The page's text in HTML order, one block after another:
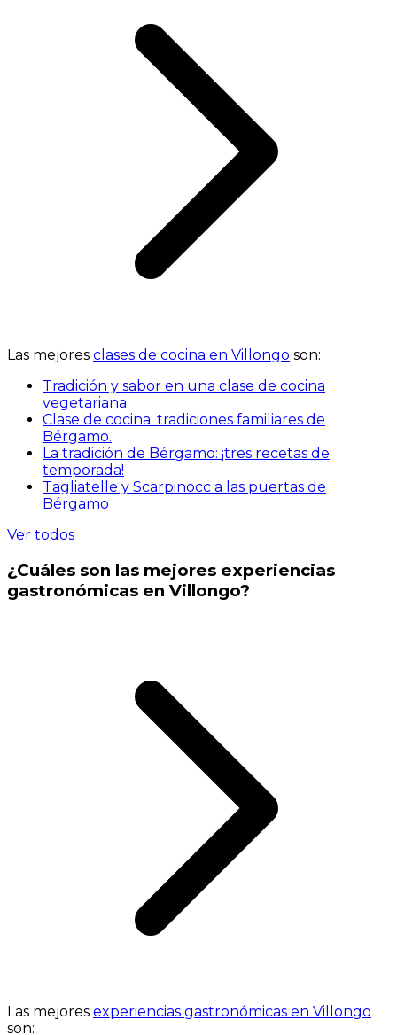
Las mejores clases de cocina en Villongo son:
Tradición y sabor en una clase de cocina
vegetariana.
Clase de cocina: tradiciones familiares de
Bérgamo.
La tradición de Bérgamo: ¡tres recetas de
temporada!
Tagliatelle y Scarpinocc a las puertas de
Bérgamo
Ver todos
¿Cuáles son las mejores experiencias
gastronómicas en Villongo?
Las mejores experiencias gastronómicas en Villongo
son: